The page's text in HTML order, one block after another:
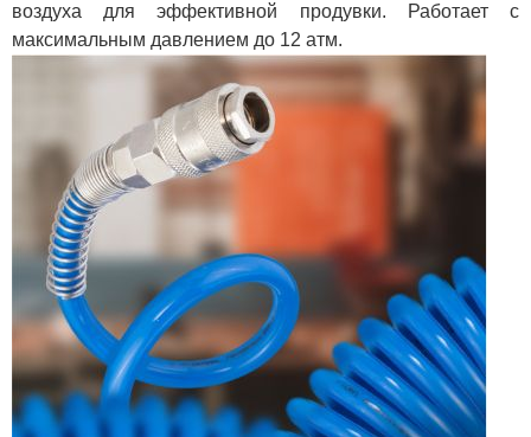
воздуха для эффективной продувки. Работает с
максимальным давлением до 12 атм.